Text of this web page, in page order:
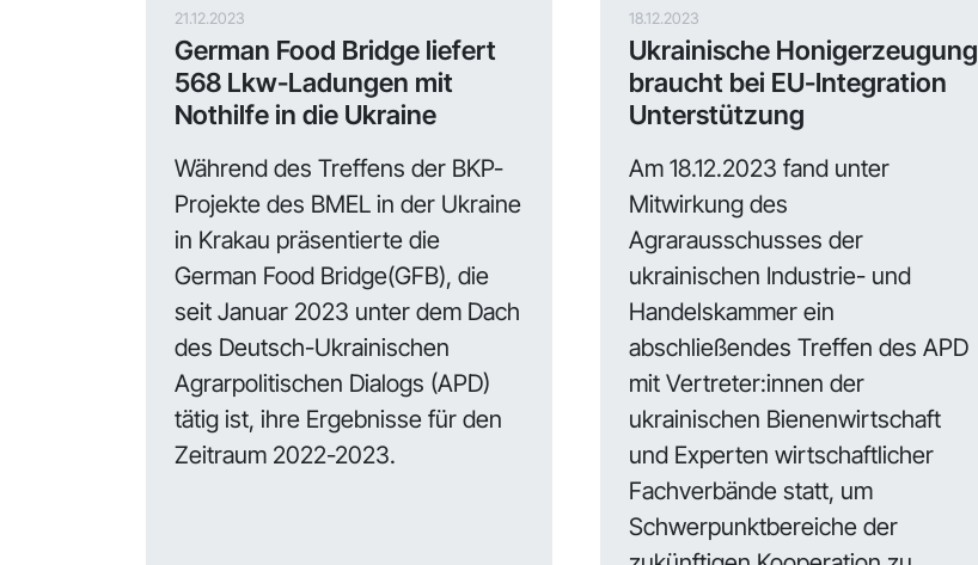
21.12.2023
German Food Bridge liefert
568 Lkw-Ladungen mit
Nothilfe in die Ukraine
Während des Treffens der BKP-
Projekte des BMEL in der Ukraine
in Krakau präsentierte die
German Food Bridge(GFB), die
seit Januar 2023 unter dem Dach
des Deutsch-Ukrainischen
Agrarpolitischen Dialogs (APD)
tätig ist, ihre Ergebnisse für den
Zeitraum 2022-2023.
18.12.2023
Ukrainische Honigerzeugung
braucht bei EU-Integration
Unterstützung
Am 18.12.2023 fand unter
Mitwirkung des
Agrarausschusses der
ukrainischen Industrie- und
Handelskammer ein
abschließendes Treffen des APD
mit Vertreter:innen der
ukrainischen Bienenwirtschaft
und Experten wirtschaftlicher
Fachverbände statt, um
Schwerpunktbereiche der